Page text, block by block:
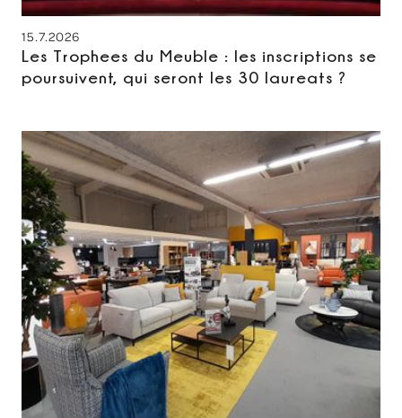
15.7.2026
Les Trophees du Meuble : les inscriptions se
poursuivent, qui seront les 30 laureats ?